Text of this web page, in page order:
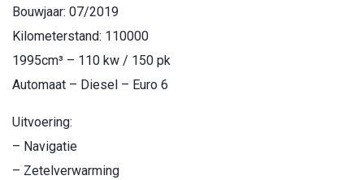
Bouwjaar: 07/2019
Kilometerstand: 110000
1995cm³ – 110 kw / 150 pk
Automaat – Diesel – Euro 6
Uitvoering:
– Navigatie
– Zetelverwarming